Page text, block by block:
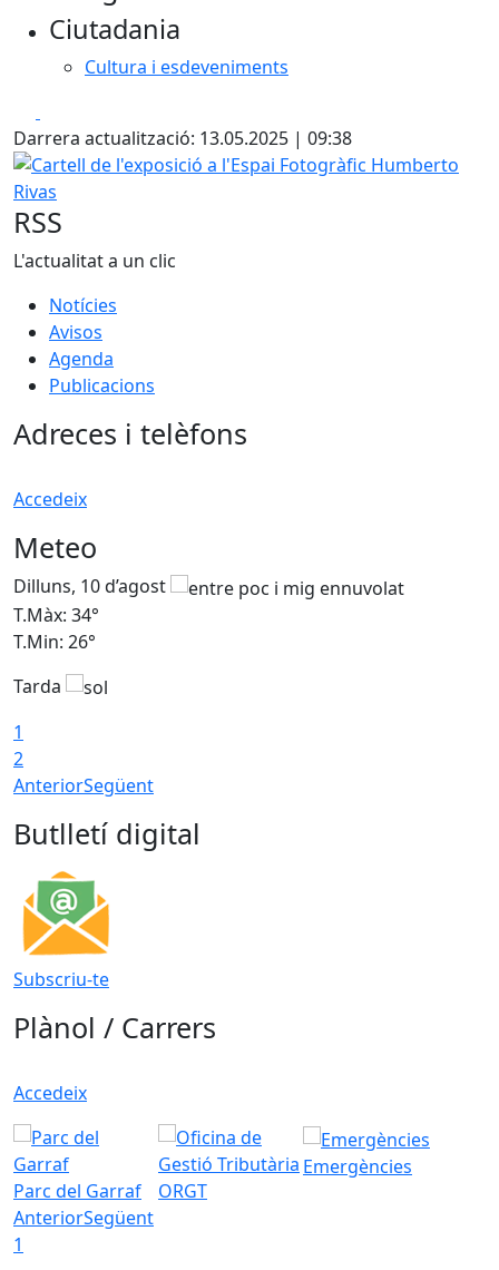
−Ciutadania
Cultura i esdeveniments
Darrera actualització: 13.05.2025 | 09:38
Cartell de l'exposició a l'Espai Fotogràfic Humberto Rivas
RSS
L'actualitat a un clic
Notícies
Avisos
Agenda
Publicacions
Adreces i telèfons
Accedeix
Meteo
Dilluns, 10 d’agost
T.Màx: 34°
T.Min: 26°
Tarda
1
2
AnteriorSegüent
Butlletí digital
Subscriu-te
Plànol / Carrers
Accedeix
Parc del Garraf ORGT
Emergències
AnteriorSegüent
1